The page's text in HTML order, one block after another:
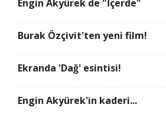
Engin Akyürek de "İçerde"
Burak Özçivit'ten yeni film!
Ekranda 'Dağ' esintisi!
Engin Akyürek'in kaderi...